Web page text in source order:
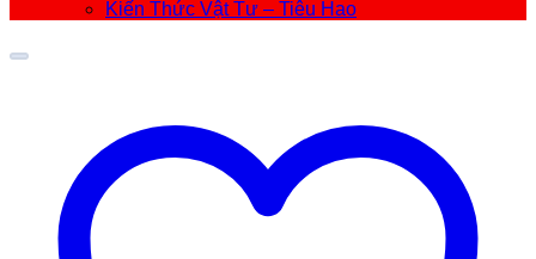
Kiến Thức Vật Tư – Tiêu Hao